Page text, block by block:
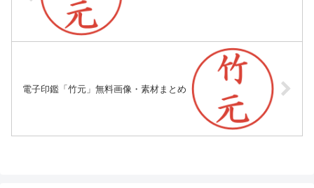
電子印鑑「竹元」無料画像・素材まとめ